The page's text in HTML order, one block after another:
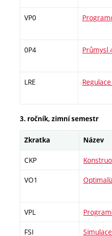
VP0
0P4 Průmysl
LRE
3. ročník, zimní semestr
Zkratka Název
CKP
VO1
VPL
FSI